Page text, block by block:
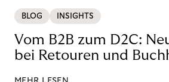
BLOG INSIGHTS
Vom B2B zum D2C:
bei Retouren und